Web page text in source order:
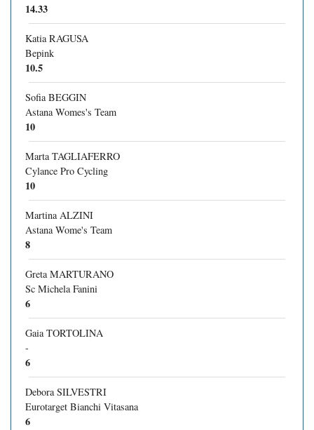
14.33
Katia RAGUSA
Bepink
10.5
Sofia BEGGIN
Astana Womes's Team
10
Marta TAGLIAFERRO
Cylance Pro Cycling
10
Martina ALZINI
Astana Wome's Team
8
Greta MARTURANO
Sc Michela Fanini
6
Gaia TORTOLINA
-
6
Debora SILVESTRI
Eurotarget Bianchi Vitasana
6